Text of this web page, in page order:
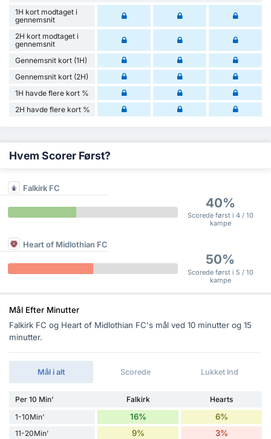
1H kort modtaget i
gennemsnit
2H kort modtaget i
gennemsnit
Gennemsnit kort (1H)
Gennemsnit kort (2H)
1H havde flere kort %
2H havde flere kort %
Hvem Scorer Først?
Falkirk FC
40%
Scorede først i 4 / 10
kampe
Heart of Midlothian FC
50%
Scorede først i 5 / 10
kampe
Mål Efter Minutter
Falkirk FC og Heart of Midlothian FC's mål ved 10 minutter og 15
minutter.
Mål i alt Scorede Lukket Ind
Per 10 Min' Falkirk
Hearts
1-10Min'
16% 6%
11-20Min' 9% 3%